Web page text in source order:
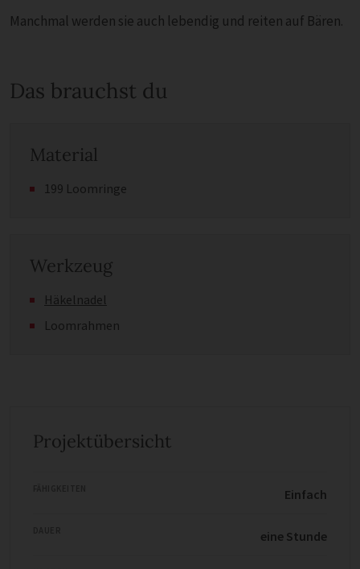
Manchmal werden sie auch lebendig und reiten auf Bären.
Das brauchst du
Material
199 Loomringe
Werkzeug
Häkelnadel
Loomrahmen
Projektübersicht
Einfach
eine Stunde